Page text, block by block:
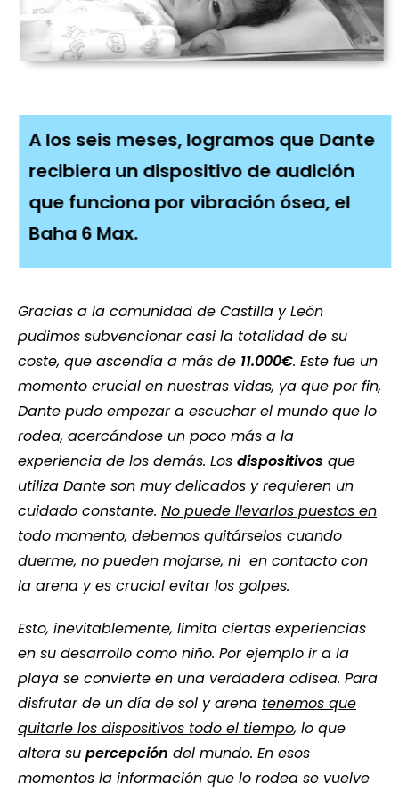
A los seis meses, logramos que Dante
recibiera un dispositivo de audición
que funciona por vibración ósea, el
Baha 6 Max.
Gracias a la comunidad de Castilla y León
pudimos subvencionar casi la totalidad de su
coste, que ascendía a más de 11.000€. Este fue un
momento crucial en nuestras vidas, ya que por fin,
Dante pudo empezar a escuchar el mundo que lo
rodea, acercándose un poco más a la
experiencia de los demás. Los dispositivos que
utiliza Dante son muy delicados y requieren un
cuidado constante. No puede llevarlos puestos en
todo momento, debemos quitárselos cuando
duerme, no pueden mojarse, ni en contacto con
la arena y es crucial evitar los golpes.
Esto, inevitablemente, limita ciertas experiencias
en su desarrollo como niño. Por ejemplo ir a la
playa se convierte en una verdadera odisea. Para
disfrutar de un día de sol y arena tenemos que
quitarle los dispositivos todo el tiempo, lo que
altera su percepción del mundo. En esos
momentos la información que lo rodea se vuelve